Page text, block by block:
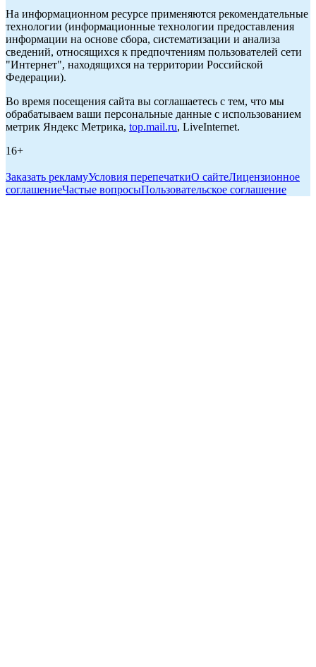
На информационном ресурсе применяются рекомендательные
технологии (информационные технологии предоставления
информации на основе сбора, систематизации и анализа
сведений, относящихся к предпочтениям пользователей сети
"Интернет", находящихся на территории Российской
Федерации).
Во время посещения сайта вы соглашаетесь с тем, что мы
обрабатываем ваши персональные данные с использованием
метрик Яндекс Метрика, top.mail.ru, LiveInternet.
16+
Заказать рекламуУсловия перепечаткиО сайтеЛицензионное
соглашениеЧастые вопросыПользовательское соглашение